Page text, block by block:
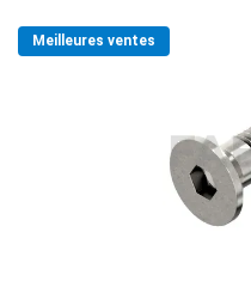
Meilleures ventes